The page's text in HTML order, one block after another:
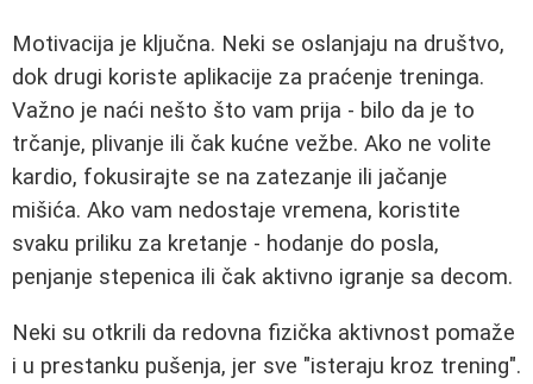
Motivacija je ključna. Neki se oslanjaju na društvo,
dok drugi koriste aplikacije za praćenje treninga.
Važno je naći nešto što vam prija - bilo da je to
trčanje, plivanje ili čak kućne vežbe. Ako ne volite
kardio, fokusirajte se na zatezanje ili jačanje
mišića. Ako vam nedostaje vremena, koristite
svaku priliku za kretanje - hodanje do posla,
penjanje stepenica ili čak aktivno igranje sa decom.
Neki su otkrili da redovna fizička aktivnost pomaže
i u prestanku pušenja, jer sve "isteraju kroz trening".